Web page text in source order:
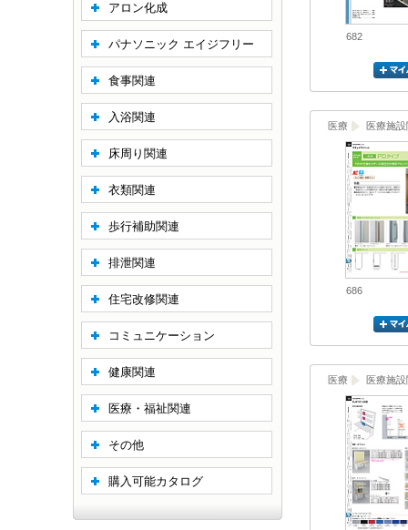
682
医療 医療施
686
医療 医療施
アロン化成
パナソニック エイジフリー
食事関連
入浴関連
床周り関連
衣類関連
歩行補助関連
排泄関連
住宅改修関連
コミュニケーション
健康関連
医療・福祉関連
その他
購入可能カタログ